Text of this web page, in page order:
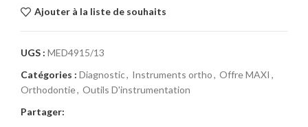
Ajouter à la liste de souhaits
UGS : MED4915/13
Catégories : Diagnostic, Instruments ortho, Offre MAXI ,
Orthodontie, Outils D'instrumentation
Partager: